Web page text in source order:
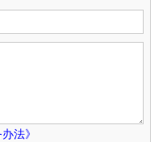
法》